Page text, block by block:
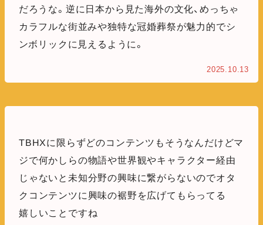
だろうな。逆に日本から見た海外の文化、めっちゃ
カラフルな街並みや独特な冠婚葬祭が魅力的でシ
ンボリックに見えるように。
2025.10.13
TBHXに限らずどのコンテンツもそうなんだけどマ
ジで何かしらの物語や世界観やキャラクター経由
じゃないと未知分野の興味に繋がらないのでオタ
クコンテンツに興味の裾野を広げてもらってる
嬉しいことですね